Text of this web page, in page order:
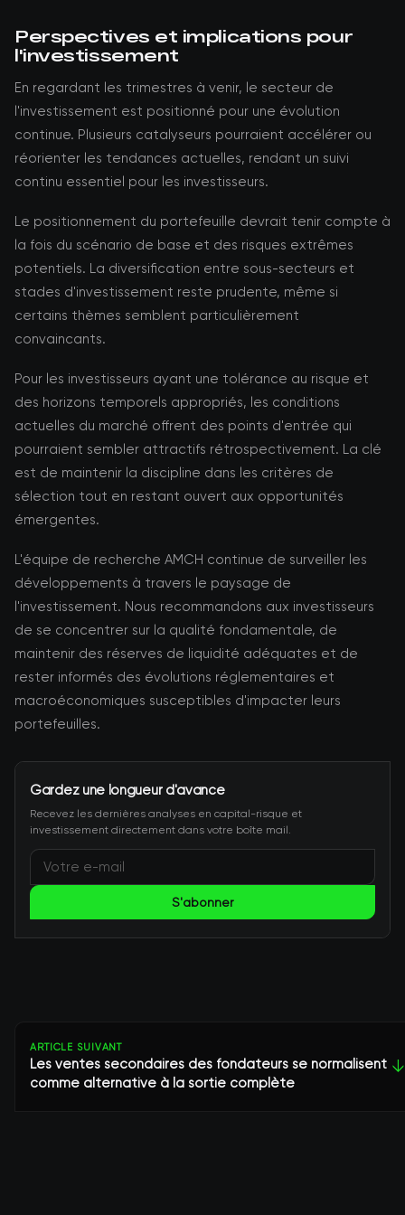
Perspectives et implications pour
l'investissement
En regardant les trimestres à venir, le secteur de
l'investissement est positionné pour une évolution
continue. Plusieurs catalyseurs pourraient accélérer ou
réorienter les tendances actuelles, rendant un suivi
continu essentiel pour les investisseurs.
Le positionnement du portefeuille devrait tenir compte à
la fois du scénario de base et des risques extrêmes
potentiels. La diversification entre sous-secteurs et
stades d'investissement reste prudente, même si
certains thèmes semblent particulièrement
convaincants.
Pour les investisseurs ayant une tolérance au risque et
des horizons temporels appropriés, les conditions
actuelles du marché offrent des points d'entrée qui
pourraient sembler attractifs rétrospectivement. La clé
est de maintenir la discipline dans les critères de
sélection tout en restant ouvert aux opportunités
émergentes.
L'équipe de recherche AMCH continue de surveiller les
développements à travers le paysage de
l'investissement. Nous recommandons aux investisseurs
de se concentrer sur la qualité fondamentale, de
maintenir des réserves de liquidité adéquates et de
rester informés des évolutions réglementaires et
macroéconomiques susceptibles d'impacter leurs
portefeuilles.
Gardez une longueur d'avance
Recevez les dernières analyses en capital-risque et
investissement directement dans votre boîte mail.
S'abonner
ARTICLE SUIVANT
Les ventes secondaires des fondateurs se normalisent
comme alternative à la sortie complète
↓